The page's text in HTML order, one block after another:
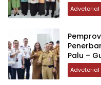
Advetorial
Palu –
Advetorial